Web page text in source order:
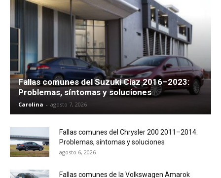
Fallas comunes del Suzuki Ciaz 2016–2023:
Problemas, síntomas y soluciones
Carolina - agosto 7, 2026
Fallas comunes del Chrysler 200 2011–2014:
Problemas, síntomas y soluciones
agosto 6, 2026
Fallas comunes de la Volkswagen Amarok